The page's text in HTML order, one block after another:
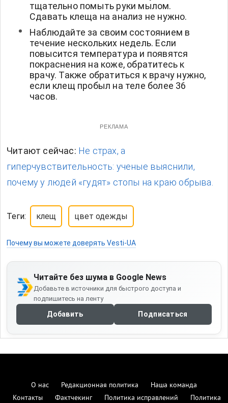
тщательно помыть руки мылом.
Сдавать клеща на анализ не нужно.
Наблюдайте за своим состоянием в
течение нескольких недель. Если
повысится температура и появятся
покраснения на коже, обратитесь к
врачу. Также обратиться к врачу нужно,
если клещ пробыл на теле более 36
часов.
РЕКЛАМА
Читают сейчас: Не страх, а
гиперчувствительность: ученые выяснили,
почему у людей «гудят» стопы на краю обрыва.
Теги: клещ цвет одежды
Почему вы можете доверять Vesti-UA
Читайте без шума в Google News
Добавьте в источники для быстрого доступа и
подпишитесь на ленту
Добавить Подписаться
О нас Редакционная политика
Наша команда
Контакты
Фактчекинг Политика исправлений
Политика